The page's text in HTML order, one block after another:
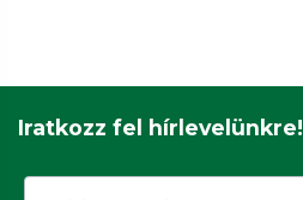
Iratkozz fel hírlevelünkre!
Keresztnév